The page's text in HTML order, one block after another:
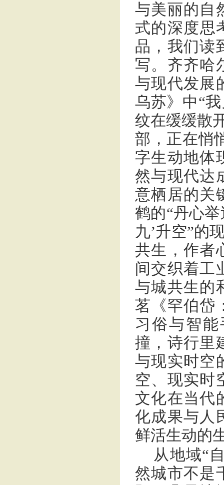
与美丽的自
式的深度思
品，我们读
写。齐齐哈
与现代发展
乌苏》中“
纹在缓缓散
部，正在悄
字生动地体
然与现代达
意栖居的关
鹤的“丹心
九’升空”的
共生，作者
间交织着工
与城共生的
茗《罕伯岱
习俗与智
撞，诗行里
与现实时空
空、现实时
文化在当代
化成果与人
鲜活生动的
从地域“
然城市不是